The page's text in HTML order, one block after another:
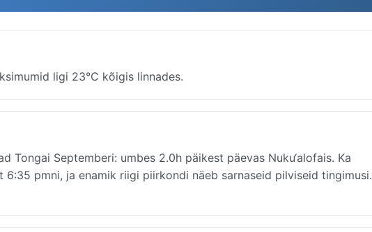
ligi 23°C kõigis linnades.
Tongai Septemberi: umbes 2.0h päikest päevas Nuku‘alofais. Ka
pmni, ja enamik riigi piirkondi näeb sarnaseid pilviseid tingimusi.